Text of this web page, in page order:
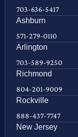
703-636-5417
Ashburn
571-279-0110
Arlington
703-589-9250
Richmond
804-201-9009
Rockville
888-437-7747
New Jersey